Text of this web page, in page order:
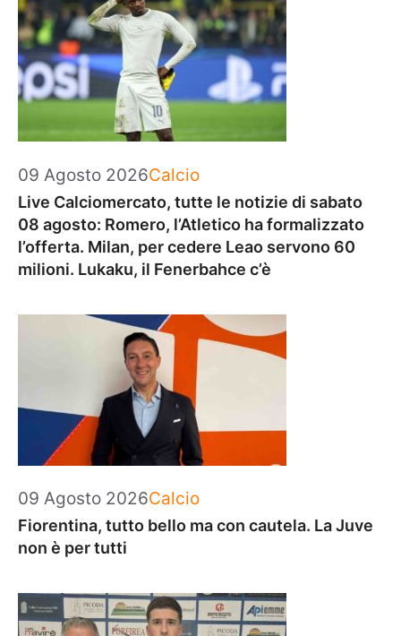
09 Agosto 2026Categorie
Calcio
Live Calciomercato, tutte le notizie di sabato
08 agosto: Romero, l’Atletico ha formalizzato
l’offerta. Milan, per cedere Leao servono 60
milioni. Lukaku, il Fenerbahce c’è
09 Agosto 2026Categorie
Calcio
Fiorentina, tutto bello ma con cautela. La Juve
non è per tutti